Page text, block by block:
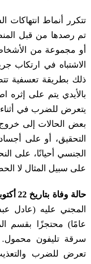
تتكرر أنماط انتهاكات
تم رصدها من قبل
أو مجموعة من
الاشتباه في ارتكاب
ذلك بطريقة تعسفية
بالأيدي يتم على
يتعرض للضرب في أثناء
بعض الحالات إلى
التحقيق، أو على
الجنسي أحيانًا، على
على سبيل المثال لا
حالة وفاة بتاريخ 22
المجني عليه (عادل
عامًا) محتجزًا بقسم
سرقة تليفون محمول.
تعرض للضرب